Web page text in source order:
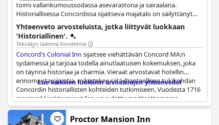
toimi vallankumoussodassa asevarastona ja sairaalana.
Historiallisessa Concordissa sijaitseva majatalo on säilyttänyt
suuren osan siirtomaa-ajan viehätyksestään ja
arkkitehtuuristaan.
Yhteenveto arvosteluista, jotka liittyvät luokkaan
'Historiallinen'.
Tekoälyn laatima tiivistelmä
Concord's Colonial Inn sijaitsee viehättävän Concord MA:n
sydämessä ja tarjoaa todella ainutlaatuisen kokemuksen, joka
on täynnä historiaa ja charmia. Vieraat arvostavat hotellin
erinomaista sijaintia, mikä tekee siitä ihanteellisen tukikohdan
Concordin historiallisten kohteiden tutkimiseen. Vuodesta 1716
maamerkkinä toiminut Inn on pidetty moitteettomassa
kunnossa ja huolellisesti kalustettu heijastamaan sen Amerikan
vallankumouksen aikaisia juuria.
Lue kaikkien luokkien arvostelujen yhteenvedot
Proctor Mansion Inn